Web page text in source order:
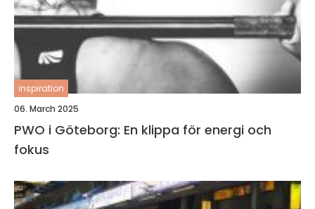
inspiration
06. March 2025
PWO i Göteborg: En klippa för energi och
fokus